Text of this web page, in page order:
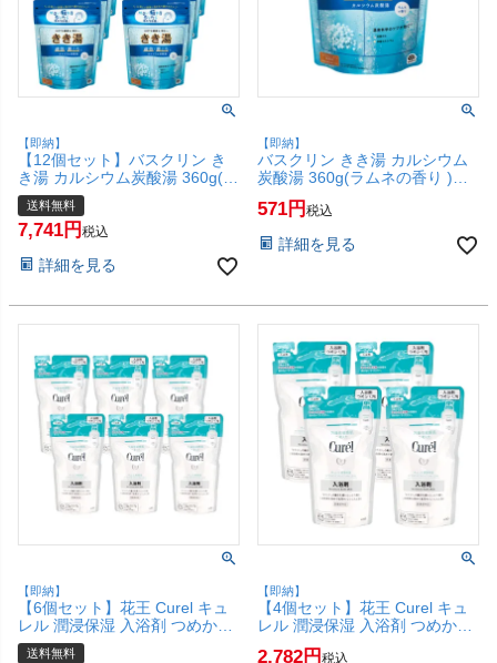
【即納】
【12個セット】バスクリン き
き湯 カルシウム炭酸湯 360g(ラ
ムネの香り )【炭酸入浴剤 肩こ
り 疲労】【宅配便送料無料】
(6067888-set12)
送料無料
7,741 税込
詳細を見る
【即納】
バスクリン きき湯 カルシウム
炭酸湯 360g(ラムネの香り )
【炭酸入浴剤 肩こり 疲労】
【SBT】(6067888)
571 税込
詳細を見る
【即納】
【6個セット】花王 Curel キュ
レル 潤浸保湿 入浴剤 つめかえ
用 360ml 【レフィル/詰め替
送料無料
【即納】
【4個セット】花王 Curel キュ
レル 潤浸保湿 入浴剤 つめかえ
用 360ml 【レフィル/詰め替
2,782 税込